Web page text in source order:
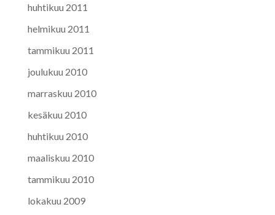
huhtikuu 2011
helmikuu 2011
tammikuu 2011
joulukuu 2010
marraskuu 2010
kesäkuu 2010
huhtikuu 2010
maaliskuu 2010
tammikuu 2010
lokakuu 2009